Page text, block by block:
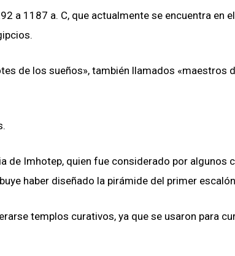
a 1187 a. C, que actualmente se encuentra en
de los sueños», también llamados «maestros
de Imhotep, quien fue considerado por algunos
haber diseñado la pirámide del primer
templos curativos, ya que se usaron para